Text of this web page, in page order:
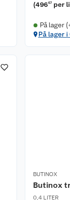
(49667 per
På lager
På lager
BUTINOX
Butinox
0,4 LITER